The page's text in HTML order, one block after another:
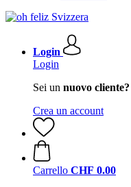
Login
Login
Sei un nuovo cliente?
Crea un account
Carrello CHF 0.00